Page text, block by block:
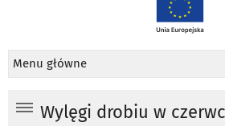
Menu główne
Wylęgi drobiu w